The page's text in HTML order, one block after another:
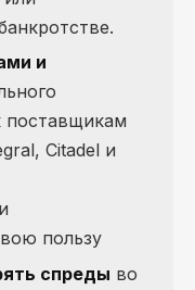
и
поставщикам
Citadel и
и
пользу
спреды во